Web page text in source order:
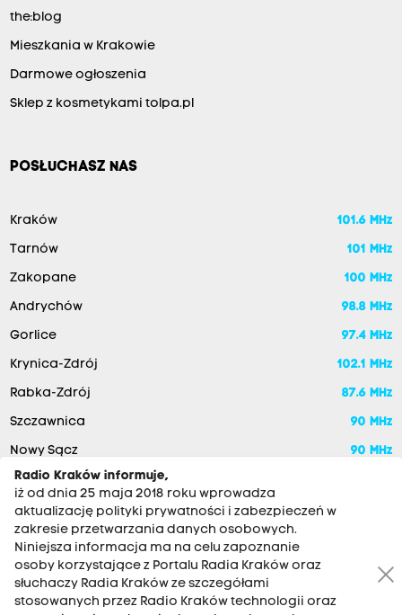
the:blog
Mieszkania w Krakowie
Darmowe ogłoszenia
Sklep z kosmetykami tolpa.pl
POSŁUCHASZ NAS
Kraków 101.6 MHz
Tarnów 101 MHz
Zakopane 100 MHz
Andrychów 98.8 MHz
Gorlice 97.4 MHz
Krynica-Zdrój 102.1 MHz
Rabka-Zdrój 87.6 MHz
Szczawnica 90 MHz
Nowy Sącz 90 MHz
Radio Kraków informuje,
iż od dnia 25 maja 2018 roku wprowadza
aktualizację polityki prywatności i zabezpieczeń w
zakresie przetwarzania danych osobowych.
Niniejsza informacja ma na celu zapoznanie
osoby korzystające z Portalu Radia Kraków oraz
słuchaczy Radia Kraków ze szczegółami
stosowanych przez Radio Kraków technologii oraz